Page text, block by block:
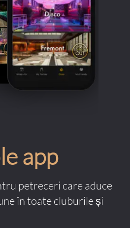
app
petreceri care aduce
în toate cluburile și